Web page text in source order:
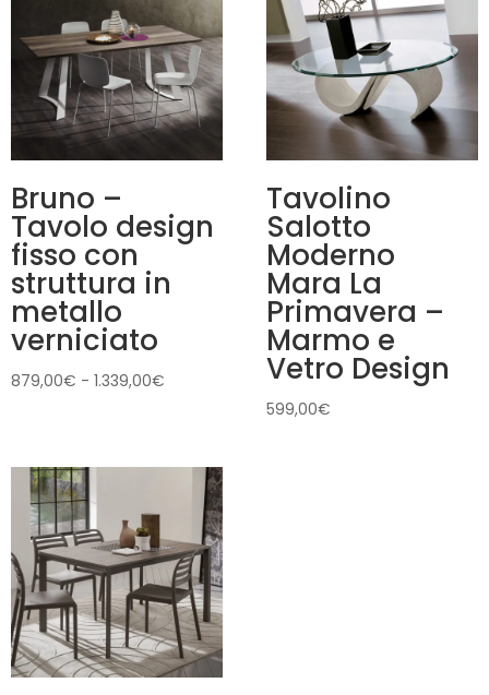
Bruno –
Tavolo design
fisso con
struttura in
metallo
verniciato
879,00€ - 1.339,00€
879,00€
1.339,00€
Tavolino
Salotto
Moderno
Mara La
Primavera –
Marmo e
Vetro Design
599,00€